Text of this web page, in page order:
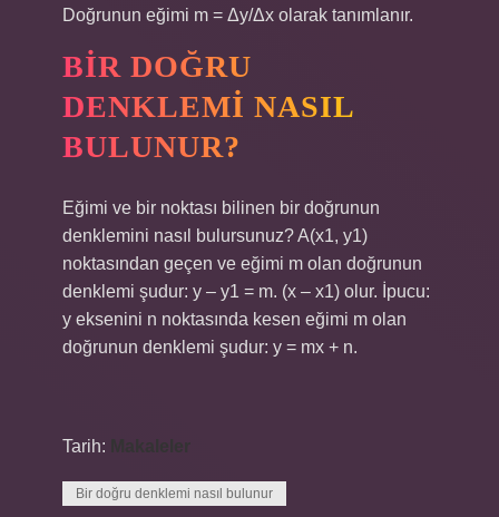
Doğrunun eğimi m = Δy/Δx olarak tanımlanır.
BIR DOĞRU
DENKLEMI NASIL
BULUNUR?
Eğimi ve bir noktası bilinen bir doğrunun
denklemini nasıl bulursunuz? A(x1, y1)
noktasından geçen ve eğimi m olan doğrunun
denklemi şudur: y – y1 = m. (x – x1) olur. İpucu:
y eksenini n noktasında kesen eğimi m olan
doğrunun denklemi şudur: y = mx + n.
Tarih:
Bir doğru denklemi nasıl bulunur